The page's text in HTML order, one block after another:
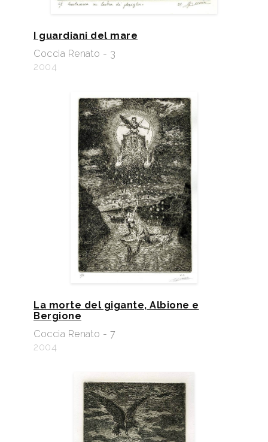
I guardiani del mare
Coccia Renato - 3
2004
La morte del gigante, Albione e
Bergione
Coccia Renato - 7
2004